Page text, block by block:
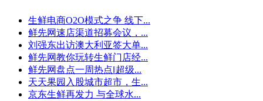
生鲜电商O2O模式之争 线下...
鲜先网速店渠道招募会议，...
刘强东出访澳大利亚签大单...
鲜先网教你玩转生鲜门店经...
鲜先网盘点一周热点‖超级...
天天果园入股城市超市，生...
京东生鲜再发力 与全球水...